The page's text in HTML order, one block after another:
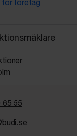
för företag
65 55